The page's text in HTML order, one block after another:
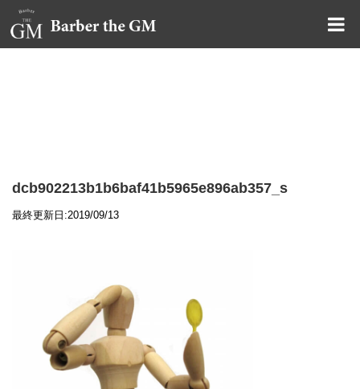
dcb902213b1b6baf41b5965e896ab357_s
最終更新日:2019/09/13